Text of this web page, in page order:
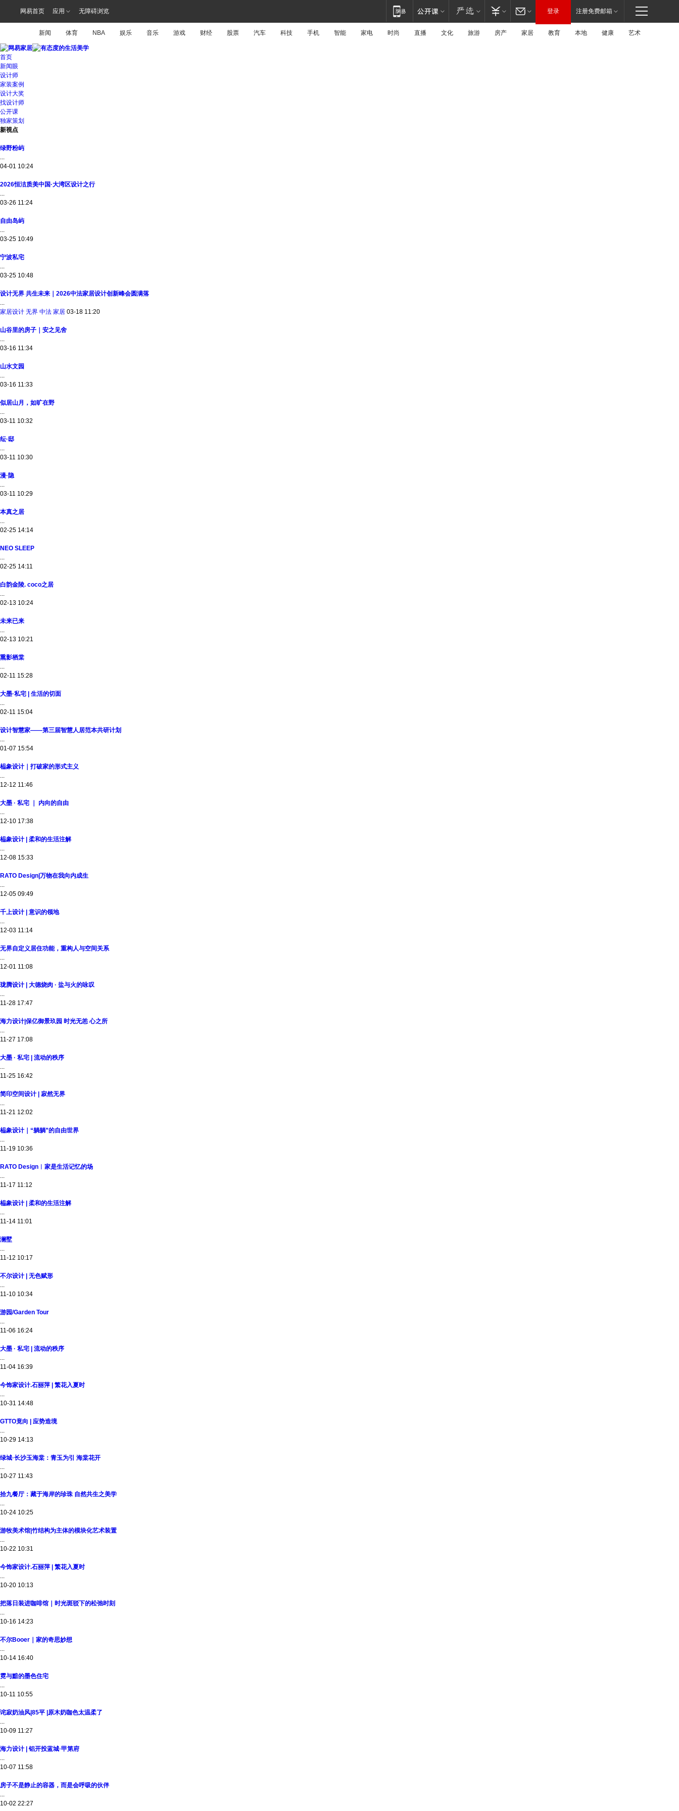
网易首页 应用 无障碍浏览 登录 注册免费邮箱
新闻 体育 NBA 娱乐 音乐 游戏 财经 股票 汽车 科技 手机 智能 家电 时尚 直播 文化 旅游 房产 家居 教育 本地 健康 艺术
首页
新闻眼
设计师
家装案例
设计大奖
找设计师
公开课
独家策划
新视点
绿野粉屿
...
04-01 10:24
2026恒洁质美中国·大湾区设计之行
...
03-26 11:24
自由岛屿
...
03-25 10:49
宁波私宅
...
03-25 10:48
设计无界 共生未来｜2026中法家居设计创新峰会圆满落
...
家居设计 无界 中法 家居 03-18 11:20
山谷里的房子｜安之见舍
...
03-16 11:34
山水文园
...
03-16 11:33
似居山月，如旷在野
...
03-11 10:32
纭·邸
...
03-11 10:30
漫·隐
...
03-11 10:29
本真之居
...
02-25 14:14
NEO SLEEP
...
02-25 14:11
白韵金陵. coco之居
...
02-13 10:24
未来已来
...
02-13 10:21
熏影栖棠
...
02-11 15:28
大墨·私宅 | 生活的切面
...
02-11 15:04
设计智慧家——第三届智慧人居范本共研计划
...
01-07 15:54
榀象设计｜打破家的形式主义
...
12-12 11:46
大墨 · 私宅 ｜ 内向的自由
...
12-10 17:38
榀象设计 | 柔和的生活注解
...
12-08 15:33
RATO Design|万物在我向内成生
...
12-05 09:49
千上设计 | 意识的领地
...
12-03 11:14
无界自定义居住功能，重构人与空间关系
...
12-01 11:08
珑腾设计 | 大德烧肉 · 盐与火的咏叹
...
11-28 17:47
海力设计|保亿御景玖园 时光无恙 心之所
...
11-27 17:08
大墨 · 私宅 | 流动的秩序
...
11-25 16:42
简印空间设计 | 寂然无界
...
11-21 12:02
榀象设计｜“躺躺”的自由世界
...
11-19 10:36
RATO Design︱家是生活记忆的场
...
11-17 11:12
榀象设计 | 柔和的生活注解
...
11-14 11:01
澜墅
...
11-12 10:17
不尔设计 | 无色赋形
...
11-10 10:34
游园/Garden Tour
...
11-06 16:24
大墨 · 私宅 | 流动的秩序
...
11-04 16:39
今饰家设计.石丽萍 | 繁花入夏时
...
10-31 14:48
GTTO竟向 | 应势造境
...
10-29 14:13
绿城·长沙玉海棠：青玉为引 海棠花开
...
10-27 11:43
拾九餐厅：藏于海岸的珍珠 自然共生之美学
...
10-24 10:25
游牧美术馆|竹结构为主体的模块化艺术装置
...
10-22 10:31
今饰家设计.石丽萍 | 繁花入夏时
...
10-20 10:13
把落日装进咖啡馆｜时光斑驳下的松弛时刻
...
10-16 14:23
不尔Booer｜家的奇思妙想
...
10-14 16:40
霓与黯的墨色住宅
...
10-11 10:55
诧寂奶油风|85平 |原木奶咖色太温柔了
...
10-09 11:27
海力设计 | 铝开投蓝城·甲第府
...
10-07 11:58
房子不是静止的容器，而是会呼吸的伙伴
...
10-02 22:27